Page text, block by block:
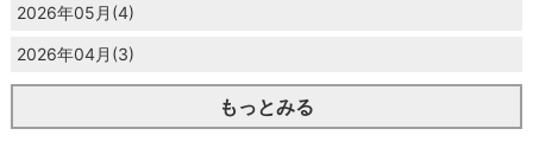
2026年05月(4)
2026年04月(3)
もっとみる